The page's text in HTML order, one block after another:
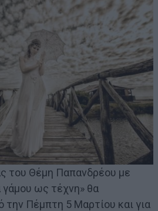
του Θέμη Παπανδρέου με
ως τέχνη» θα
την Πέμπτη 5 Μαρτίου και για